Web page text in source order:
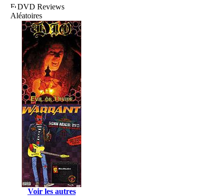
DVD Reviews
Aléatoires
Voir les autres